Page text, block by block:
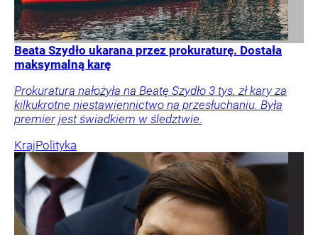
Beata Szydło ukarana przez prokuraturę. Dostała
maksymalną karę
Prokuratura nałożyła na Beatę Szydło 3 tys. zł kary za
kilkukrotne niestawiennictwo na przesłuchaniu. Była
premier jest świadkiem w śledztwie.
KrajPolityka